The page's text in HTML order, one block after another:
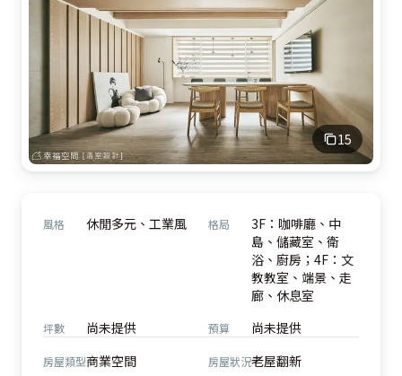
15
風格 休閒多元、工業風 格局
3F：咖啡廳、中
島、儲藏室、衛
浴、廚房；4F：文
教教室、端景、走
廊、休息室
坪數 尚未提供 預算 尚未提供
房屋類型商業空間 房屋狀況老屋翻新